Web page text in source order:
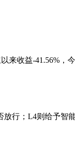
收益-41.56%，
行；L4则给予智